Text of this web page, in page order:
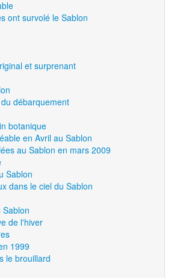
ont survolé le Sablon
et surprenant
débarquement
botanique
en Avril au Sablon
au Sablon en mars 2009
Sablon
dans le ciel du Sablon
de l'hiver
1999
le brouillard